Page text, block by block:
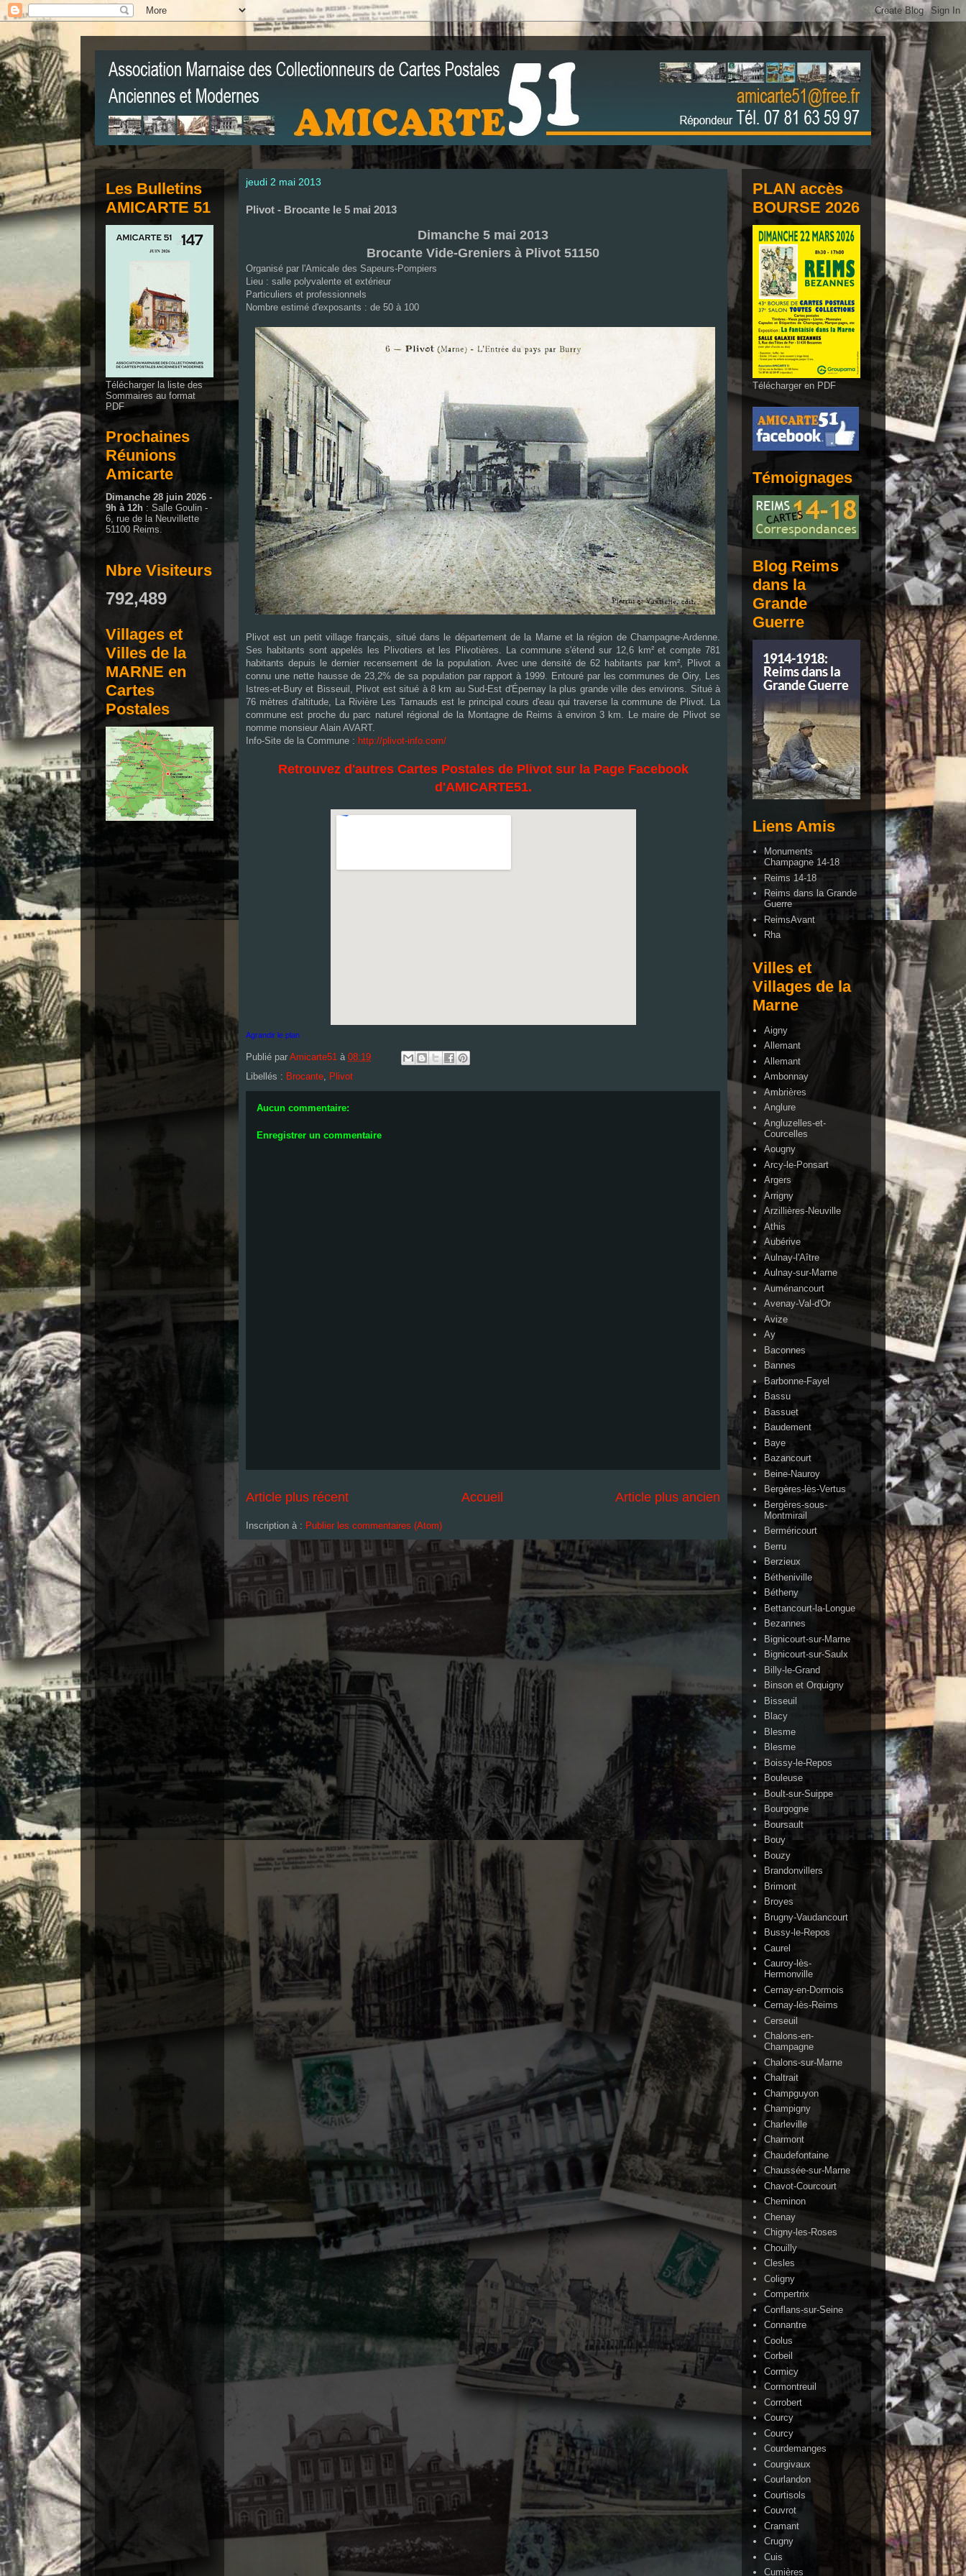
jeudi 2 mai 2013
Plivot - Brocante le 5 mai 2013
Dimanche 5 mai 2013
Brocante Vide-Greniers à Plivot 51150
Organisé par l'Amicale des Sapeurs-Pompiers
Lieu : salle polyvalente et extérieur
Particuliers et professionnels
Nombre estimé d'exposants : de 50 à 100
Plivot est un petit village français, situé dans le département de la Marne et la région de Champagne-Ardenne.
Ses habitants sont appelés les Plivotiers et les Plivotières. La commune s'étend sur 12,6 km² et compte 781
habitants depuis le dernier recensement de la population. Avec une densité de 62 habitants par km², Plivot a
connu une nette hausse de 23,2% de sa population par rapport à 1999. Entouré par les communes de Oiry, Les
Istres-et-Bury et Bisseuil, Plivot est situé à 8 km au Sud-Est d'Épernay la plus grande ville des environs. Situé à
76 mètres d'altitude, La Rivière Les Tarnauds est le principal cours d'eau qui traverse la commune de Plivot. La
commune est proche du parc naturel régional de la Montagne de Reims à environ 3 km. Le maire de Plivot se
nomme monsieur Alain AVART.
Info-Site de la Commune : http://plivot-info.com/
Retrouvez d'autres Cartes Postales de Plivot sur la Page Facebook
d'AMICARTE51.
Agrandir le plan
Publié par Amicarte51 à 08:19
Libellés : Brocante, Plivot
Aucun commentaire:
Enregistrer un commentaire
Article plus récent Article plus ancien
Accueil
Inscription à : Publier les commentaires (Atom)
Les Bulletins
AMICARTE 51
Télécharger la liste des
Sommaires au format
PDF
Prochaines
Réunions
Amicarte
Dimanche 28 juin 2026 -
9h à 12h : Salle Goulin -
6, rue de la Neuvillette
51100 Reims.
Nbre Visiteurs
792,489
Villages et
Villes de la
MARNE en
Cartes
Postales
PLAN accès
BOURSE 2026
Télécharger en PDF
Témoignages
Blog Reims
dans la
Grande
Guerre
Liens Amis
Monuments
Champagne 14-18
Reims 14-18
Reims dans la Grande
Guerre
ReimsAvant
Rha
Villes et
Villages de la
Marne
Aigny
Allemant
Allemant
Ambonnay
Ambrières
Anglure
Angluzelles-et-
Courcelles
Aougny
Arcy-le-Ponsart
Argers
Arrigny
Arzillières-Neuville
Athis
Aubérive
Aulnay-l'Aître
Aulnay-sur-Marne
Auménancourt
Avenay-Val-d'Or
Avize
Ay
Baconnes
Bannes
Barbonne-Fayel
Bassu
Bassuet
Baudement
Baye
Bazancourt
Beine-Nauroy
Bergères-lès-Vertus
Bergères-sous-
Montmirail
Berméricourt
Berru
Berzieux
Bétheniville
Bétheny
Bettancourt-la-Longue
Bezannes
Bignicourt-sur-Marne
Bignicourt-sur-Saulx
Billy-le-Grand
Binson et Orquigny
Bisseuil
Blacy
Blesme
Blesme
Boissy-le-Repos
Bouleuse
Boult-sur-Suippe
Bourgogne
Boursault
Bouy
Bouzy
Brandonvillers
Brimont
Broyes
Brugny-Vaudancourt
Bussy-le-Repos
Caurel
Cauroy-lès-
Hermonville
Cernay-en-Dormois
Cernay-lès-Reims
Cerseuil
Chalons-en-
Champagne
Chalons-sur-Marne
Chaltrait
Champguyon
Champigny
Charleville
Charmont
Chaudefontaine
Chaussée-sur-Marne
Chavot-Courcourt
Cheminon
Chenay
Chigny-les-Roses
Chouilly
Clesles
Coligny
Compertrix
Conflans-sur-Seine
Connantre
Coolus
Corbeil
Cormicy
Cormontreuil
Corrobert
Courcy
Courcy
Courdemanges
Courgivaux
Courlandon
Courtisols
Couvrot
Cramant
Crugny
Cuis
Cumières